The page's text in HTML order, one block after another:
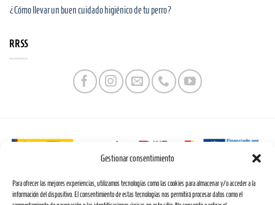
Gestionar consentimiento
Para ofrecer las mejores experiencias, utilizamos tecnologías como las cookies para almacenar y/o acceder a la
información del dispositivo. El consentimiento de estas tecnologías nos permitirá procesar datos como el
¿Cómo llevar un buen cuidado higiénico de tu perro?
RRSS
Web financiada por la Unión Europea a través de los fondos «NextGenerationEU» y el
programa Kit Digital.